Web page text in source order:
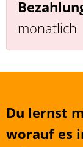
monatlich
Du lernst
worauf es